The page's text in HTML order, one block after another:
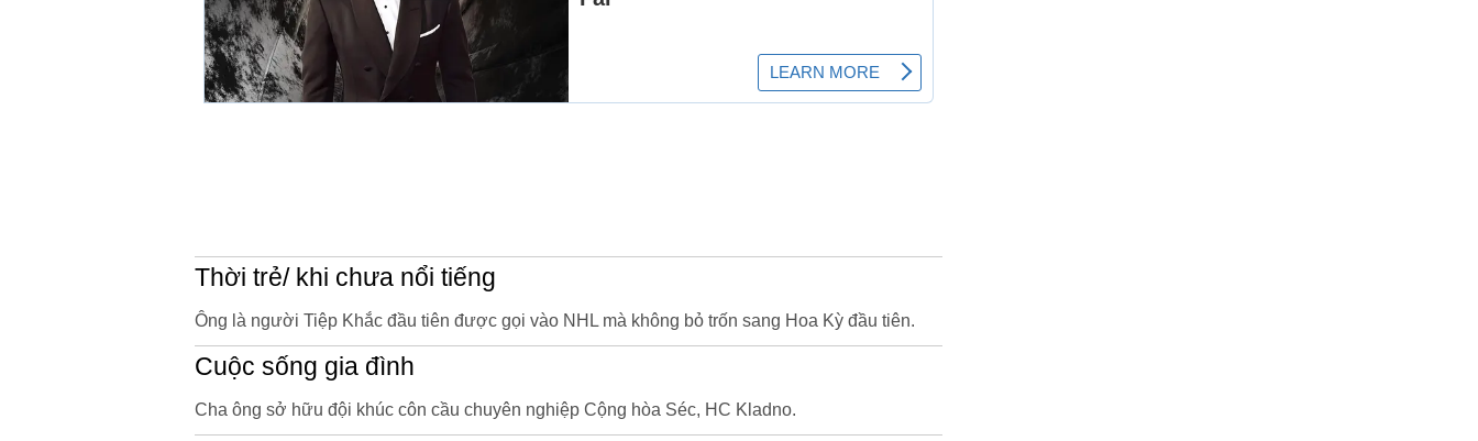
Thời trẻ/ khi chưa nổi tiếng
Ông là người Tiệp Khắc đầu tiên được gọi vào NHL mà không bỏ trốn sang Hoa Kỳ đầu tiên.
Cuộc sống gia đình
Cha ông sở hữu đội khúc côn cầu chuyên nghiệp Cộng hòa Séc, HC Kladno.